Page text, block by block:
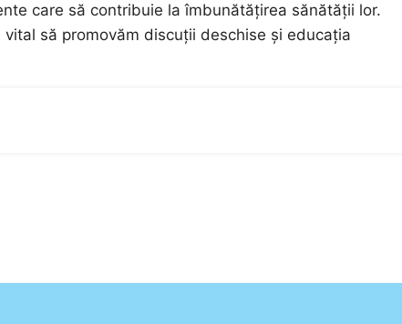
care să contribuie la îmbunătățirea sănătății lor.
să promovăm discuții deschise și educația